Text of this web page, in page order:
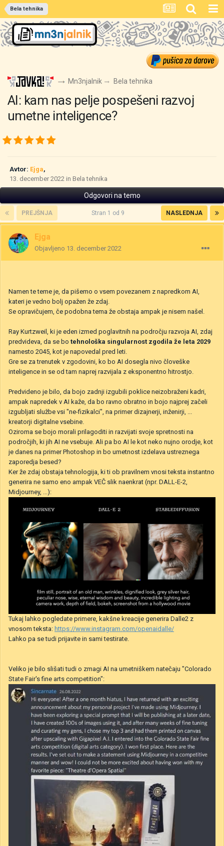
Bela tehnika
Mn3njalnik Bela tehnika
AI: kam nas pelje pospešeni razvoj
umetne inteligence?
Avtor: Ejga,
13. december 2022 in Bela tehnika
Odgovori na temo
PREJŠNJA NASLEDNJA
Stran 1 od 9
Ejga
Objavljeno 13. december 2022
Namen te teme je, da pišemo o vsem povezanem z napredkom AI,
kateri je vedno bolj opažen že zdaj.
Se opravičujem, če podobna tema že obstaja ampak je nisem našel.
Ray Kurtzweil, ki je eden izmed poglavitnih na področju razvoja AI, zdaj
predvideva, da se bo tehnološka singularnost zgodila že leta 2029
namesto 2045, kot je napovedal pred leti.
Gre se za trenutek v zgodovini, ko bo AI dosegla nivo človeške
inteligence in se od tam naprej razvijala z eksponentno hitrostjo.
Predvideno je bilo, da bojo zadnji izgubili poklice neizobraženi kadri,
ampak napredek v AI kaže, da bo ravno obratno in bojo najprej začeli
izgubljati službe vsi "ne-fizikalci", na primer dizajnerji, inženirji, ...
kreatorji digitalne vsebine.
Oziroma se bojo morali prilagoditi in razvijati svoje spretnosti na
področjih, ki jih AI ne vsebuje. Ali pa bo AI le kot neko nujno orodje, kot
je danes na primer Photoshop in bo umetnost izdelava ustreznega
zaporedja besed?
Ker že zdaj obstaja tehnologija, ki ti ob pravilnem vnosi teksta instantno
generira ne samo eno ampak VEČ slik naenkrat (npr. DALL-E-2,
Midjourney, ...):
Tukaj lahko pogledate primere, kakšne kreacije generira Dalle2 z
vnosom teksta: https://www.instagram.com/openaidalle/
Lahko pa se tudi prijavite in sami testirate.
Veliko je bilo slišati tudi o zmagi AI na umetniškem natečaju "Colorado
State Fair's fine arts competition":